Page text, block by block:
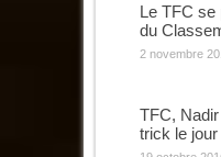
Le TFC se
du
2 novembre
TFC,
trick le